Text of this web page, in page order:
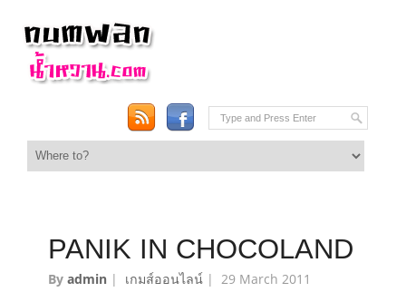
PANIK IN CHOCOLAND
Byadmin | เกมส์ออนไลน์ |29 March 2011